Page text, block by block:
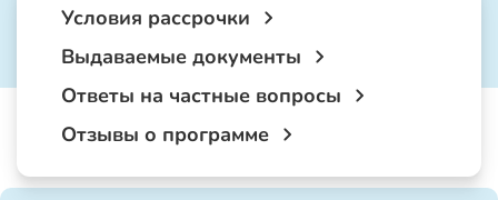
Условия рассрочки
Выдаваемые документы
Ответы на частные вопросы
Отзывы о программе